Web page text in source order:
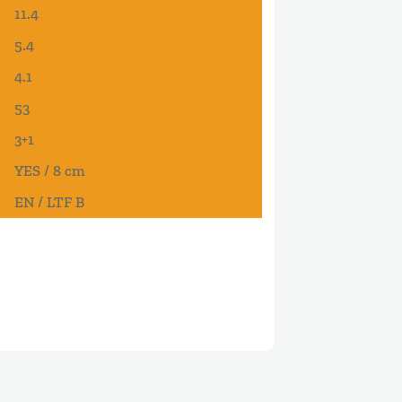
11.4
5.4
4.1
53
3+1
YES / 8 cm
EN / LTF B